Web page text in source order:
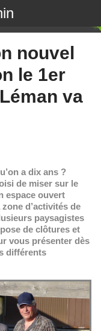
nouvel
le 1er
va
a dix ans ?
de miser sur le
espace ouvert
d’activités de
paysagistes
de clôtures et
vous présenter dès
différents